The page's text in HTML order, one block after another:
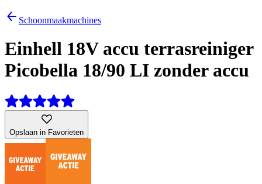
Schoonmaakmachines
Einhell 18V accu terrasreiniger
Picobella 18/90 LI zonder accu
Opslaan in Favorieten